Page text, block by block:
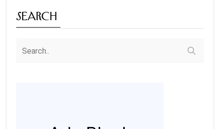
Search